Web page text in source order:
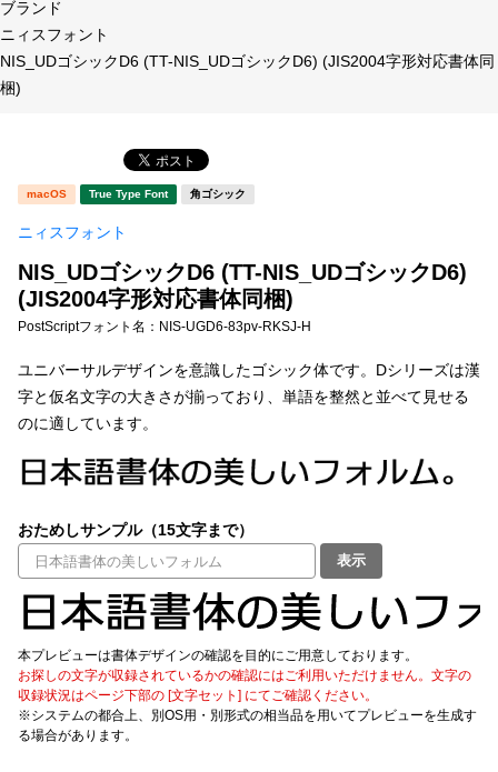
年間ライセンス商品
キャンペーン一覧
カート 0
マイページ
お気に入り
ご利用ガイド
お問い合わせ
明朝体
丸ゴシック
宋朝体
教科書体 行書体
草書体
江戸文字 デザイン毛筆
太さ・ウェイト
セット or 単体
文字種類
ブランド
ニィスフォント
NIS_UDゴシックD6 (TT-NIS_UDゴシックD6) (JIS2004字形対応書体同
梱)
macOS True Type Font 角ゴシック
ニィスフォント
NIS_UDゴシックD6 (TT-NIS_UDゴシックD6)
(JIS2004字形対応書体同梱)
PostScriptフォント名： NIS-UGD6-83pv-RKSJ-H
ユニバーサルデザインを意識したゴシック体です。Dシリーズは漢
字と仮名文字の大きさが揃っており、単語を整然と並べて見せる
のに適しています。
おためしサンプル（15文字まで）
表示
本プレビューは書体デザインの確認を目的にご用意しております。
お探しの文字が収録されているかの確認にはご利用いただけません。文字の
収録状況はページ下部の [文字セット] にてご確認ください。
※システムの都合上、別OS用・別形式の相当品を用いてプレビューを生成す
る場合があります。